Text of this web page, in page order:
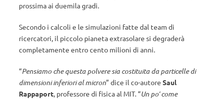
prossima ai duemila gradi.
Secondo i calcoli e le simulazioni fatte dal team di
ricercatori, il piccolo pianeta extrasolare si degraderà
completamente entro cento milioni di anni.
“Pensiamo che questa polvere sia costituita da particelle di
dimensioni inferiori al micron” dice il co-autore Saul
Rappaport, professore di fisica al MIT. “Un po’ come